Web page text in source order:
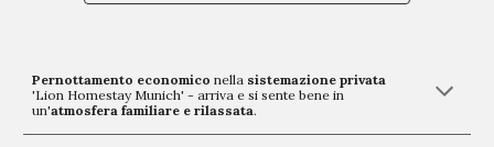
Pernottamento economico nella sistemazione privata
'Lion Homestay Munich' - arriva e si sente bene in
un'atmosfera familiare e rilassata.